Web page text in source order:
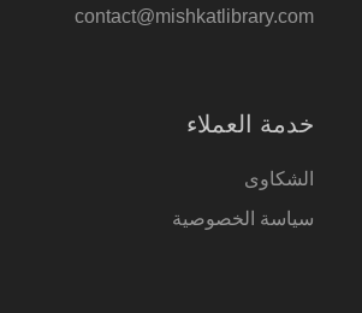
contact@mishkatlibrary.com
خدمة العملاء
الشكاوى
سياسة الخصوصية